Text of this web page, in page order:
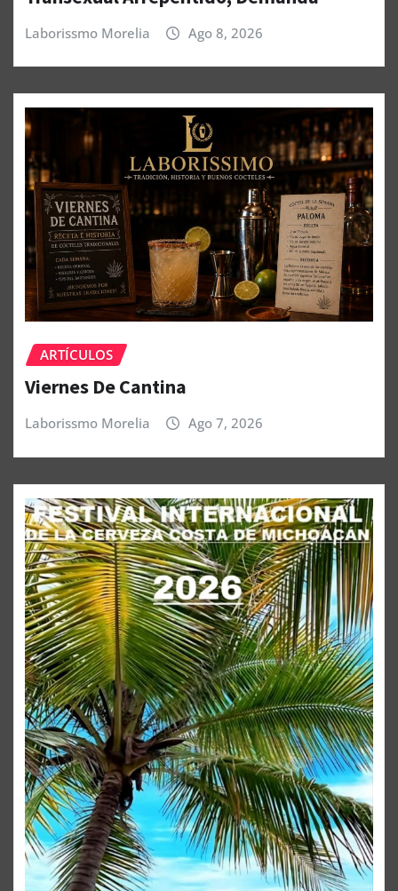
Laborissmo Morelia Ago 8, 2026
ARTÍCULOS
Viernes De Cantina
Laborissmo Morelia Ago 7, 2026